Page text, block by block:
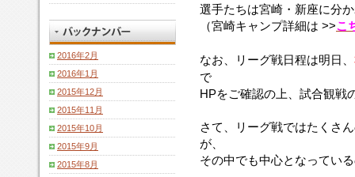
選手たちは宮崎・新座に分
（宮崎キャンプ詳細は >>こ
なお、リーグ戦日程は明日、
で
HPをご確認の上、試合観戦
さて、リーグ戦ではたくさ
が、
その中でも中心となってい
2016年2月
2016年1月
2015年12月
2015年11月
2015年10月
2015年9月
2015年8月